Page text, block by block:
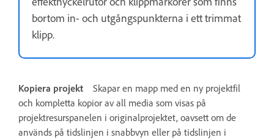
bortom in- och utgångspunkterna i ett trimmat
klipp.
Kopiera projekt
Skapar en mapp med en ny projektfil
och kompletta kopior av all media som visas på
projektresurspanelen i originalprojektet, oavsett om de
används på tidslinjen i snabbvyn eller på tidslinjen i